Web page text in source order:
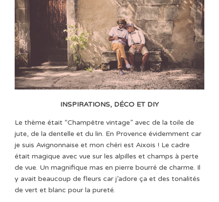
INSPIRATIONS, DÉCO ET DIY
Le thème était “Champêtre vintage” avec de la toile de
jute, de la dentelle et du lin. En Provence évidemment car
je suis Avignonnaise et mon chéri est Aixois ! Le cadre
était magique avec vue sur les alpilles et champs à perte
de vue. Un magnifique mas en pierre bourré de charme. Il
y avait beaucoup de fleurs car j’adore ça et des tonalités
de vert et blanc pour la pureté.